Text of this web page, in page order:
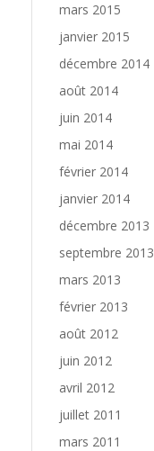
mars 2015
janvier 2015
décembre 2014
août 2014
juin 2014
mai 2014
février 2014
janvier 2014
décembre 2013
septembre 2013
mars 2013
février 2013
août 2012
juin 2012
avril 2012
juillet 2011
mars 2011